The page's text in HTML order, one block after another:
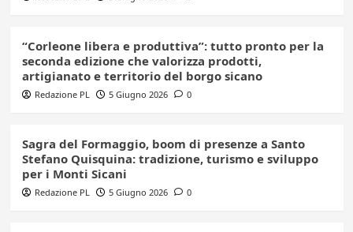
“Corleone libera e produttiva”: tutto pronto per la
seconda edizione che valorizza prodotti,
artigianato e territorio del borgo sicano
Redazione PL 5 Giugno 2026 0
Sagra del Formaggio, boom di presenze a Santo
Stefano Quisquina: tradizione, turismo e sviluppo
per i Monti Sicani
Redazione PL 5 Giugno 2026 0